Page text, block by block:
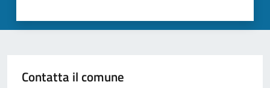
Contatta il comune